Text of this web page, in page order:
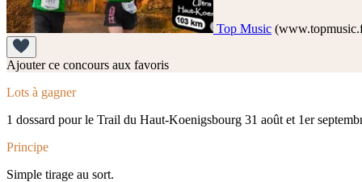
Top Music
Ajouter ce concours aux favoris
Lots à gagner
1 dossard pour le Trail du Haut-Koenigsbourg 31 août et 1er
Principe
Simple tirage au sort.